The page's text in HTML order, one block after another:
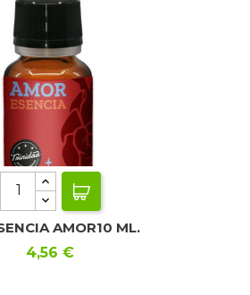
AMOR10 ML.
Precio
4,56 €